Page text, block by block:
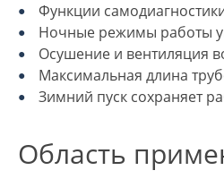
Функции
Ночные режимы работы
Осушение и вентиляция
Максимальная длина
Зимний пуск сохраняет
Область